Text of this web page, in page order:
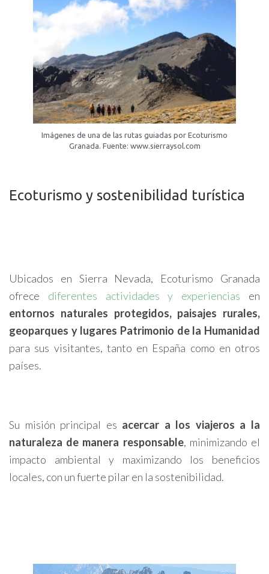
Imágenes de una de las rutas guiadas por Ecoturismo
Granada. Fuente: www.sierraysol.com
Ecoturismo y sostenibilidad turística
Ubicados en Sierra Nevada, Ecoturismo Granada
ofrece diferentes actividades y experiencias en
entornos naturales protegidos, paisajes rurales,
geoparques y lugares Patrimonio de la Humanidad
para sus visitantes, tanto en España como en otros
países.
Su misión principal es acercar a los viajeros a la
naturaleza de manera responsable, minimizando el
impacto ambiental y maximizando los beneficios
locales, con un fuerte pilar en la sostenibilidad.